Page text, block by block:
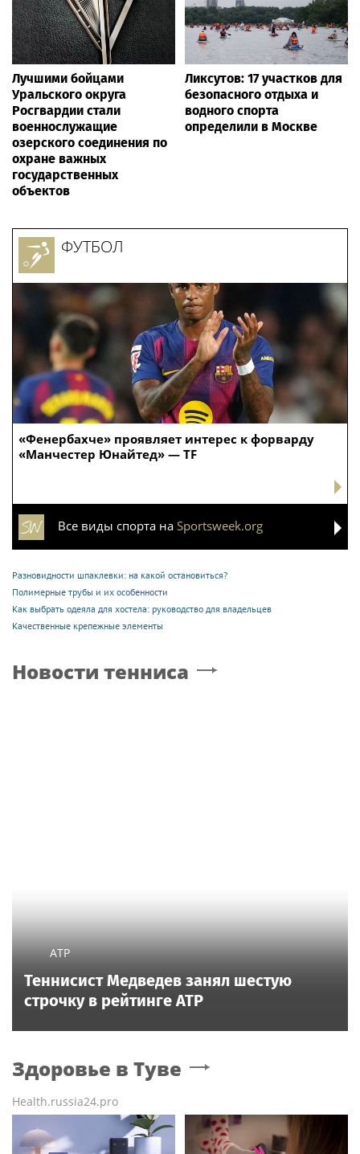
Лучшими бойцами
Уральского округа
Росгвардии стали
военнослужащие
озерского соединения по
охране важных
государственных
объектов
Ликсутов: 17 участков для
безопасного отдыха и
водного спорта
определили в Москве
«Фенербахче» проявляет интерес к форварду
«Манчестер Юнайтед» — TF
ФУТБОЛ
Все виды спорта на Sportsweek.org
Разновидности шпаклевки: на какой остановиться?
Полимерные трубы и их особенности
Как выбрать одеяла для хостела: руководство для владельцев
Качественные крепежные элементы
Новости тенниса
ATP
Теннисист Медведев занял шестую
строчку в рейтинге ATP
Здоровье в Туве
Health.russia24.pro